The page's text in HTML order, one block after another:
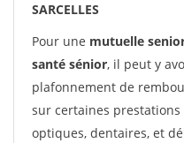
SARCELLES
Pour une mutuelle
santé sénior, il peut y
plafonnement de
sur certaines
optiques, dentaires, et